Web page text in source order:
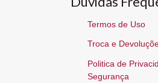
Termos de Uso
Troca e
Politica de
Segurança